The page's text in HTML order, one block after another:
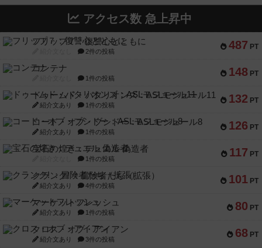
アクセス数 急上昇中
487 PT
フリップ７：復讐心とともに
2件の投稿
148 PT
コンテナ
1件の投稿
132 PT
ドゥームド・バタリオンズ：ASLモジュール11
紹介文あり 1件の投稿
126 PT
コード・オブ・ブシドー：ASLモジュール8
紹介文あり 1件の投稿
117 PT
宝石の煌き：デュエル 偽造者
1件の投稿
101 PT
クランク! ：冒険者たち（拡張）
紹介文あり 4件の投稿
80 PT
マーケットフレッシュ
紹介文あり 1件の投稿
68 PT
クロス・オブ・アイアン
紹介文あり 3件の投稿